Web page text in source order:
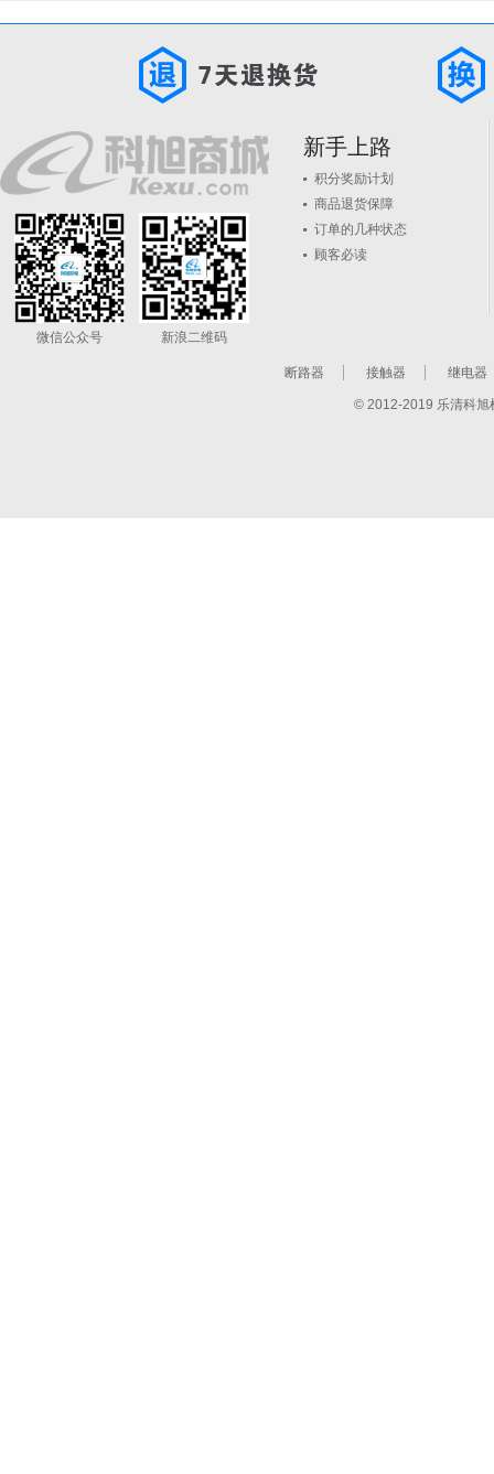
微信公众号 新浪二维码
新手上路
积分奖励计划
商品退货保障
订单的几种状态
顾客必读
断路器 接触器 继电器
© 2012-2019 乐清科旭